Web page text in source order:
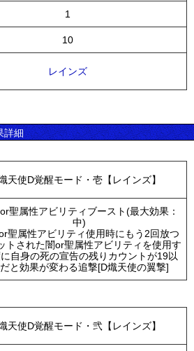
1
10
レインズ
詳細
天使D覚醒モード・壱【レインズ】
or聖属性アビリティブースト(最大効果：
中)
or聖属性アビリティ使用時にもう2回放つ
トされた闇or聖属性アビリティを使用す
自身の死の宣告の残りカウントが19以
と効果が変わる追撃[D熾天使の翼撃]
天使D覚醒モード・弐【レインズ】